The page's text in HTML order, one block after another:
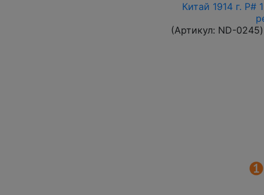
Китай 1914 г. P#
(Артикул: ND-0245)